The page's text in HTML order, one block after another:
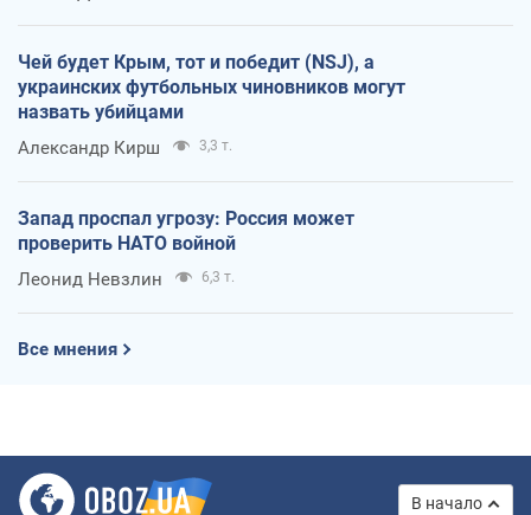
Чей будет Крым, тот и победит (NSJ), а
украинских футбольных чиновников могут
назвать убийцами
Александр Кирш 3,3 т.
Запад проспал угрозу: Россия может
проверить НАТО войной
Леонид Невзлин 6,3 т.
Все мнения
В начало